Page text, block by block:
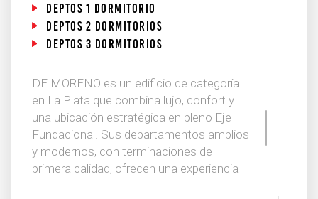
deptos 1 dormitorio
deptos 2 dormitorios
deptos 3 dormitorios
DE MORENO es un edificio de categoría
en La Plata que combina lujo, confort y
una ubicación estratégica en pleno Eje
Fundacional. Sus departamentos amplios
y modernos, con terminaciones de
primera calidad, ofrecen una experiencia